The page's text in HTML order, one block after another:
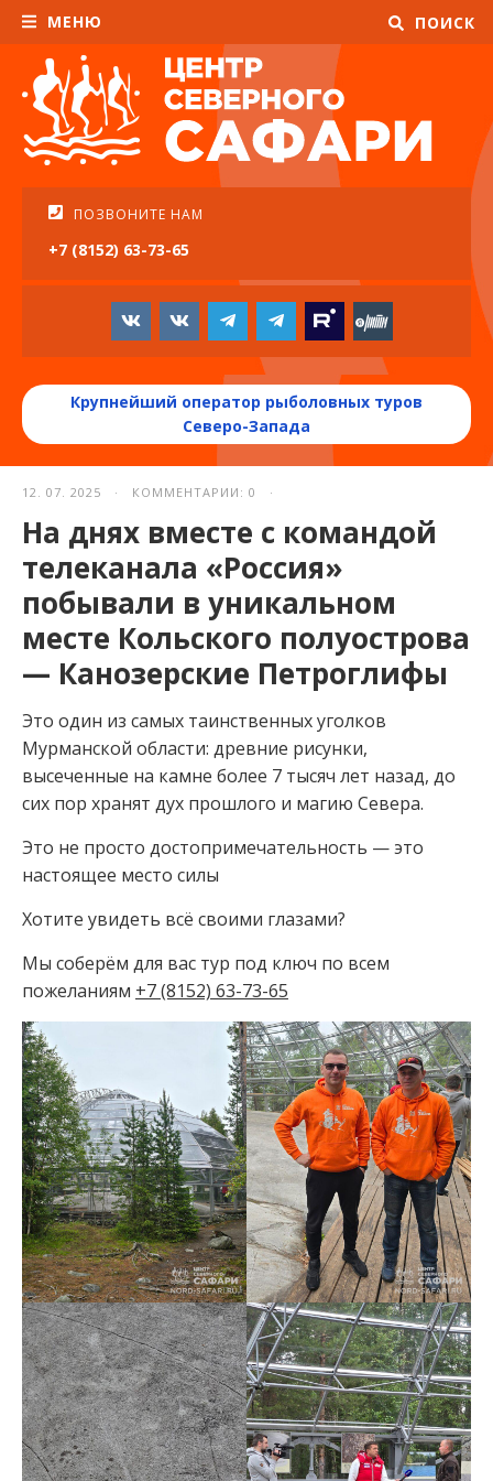
МЕНЮ ПОИСК
ПОЗВОНИТЕ НАМ
+7 (8152) 63-73-65
Крупнейший оператор рыболовных туров
Северо-Запада
12. 07. 2025 · КОММЕНТАРИИ: 0 ·
На днях вместе с командой
телеканала «Россия»
побывали в уникальном
месте Кольского полуострова
— Канозерские Петроглифы
Это один из самых таинственных уголков
Мурманской области: древние рисунки,
высеченные на камне более 7 тысяч лет назад, до
сих пор хранят дух прошлого и магию Севера.
Это не просто достопримечательность — это
настоящее место силы
Хотите увидеть всё своими глазами?
Мы соберём для вас тур под ключ по всем
пожеланиям +7 (8152) 63-73-65